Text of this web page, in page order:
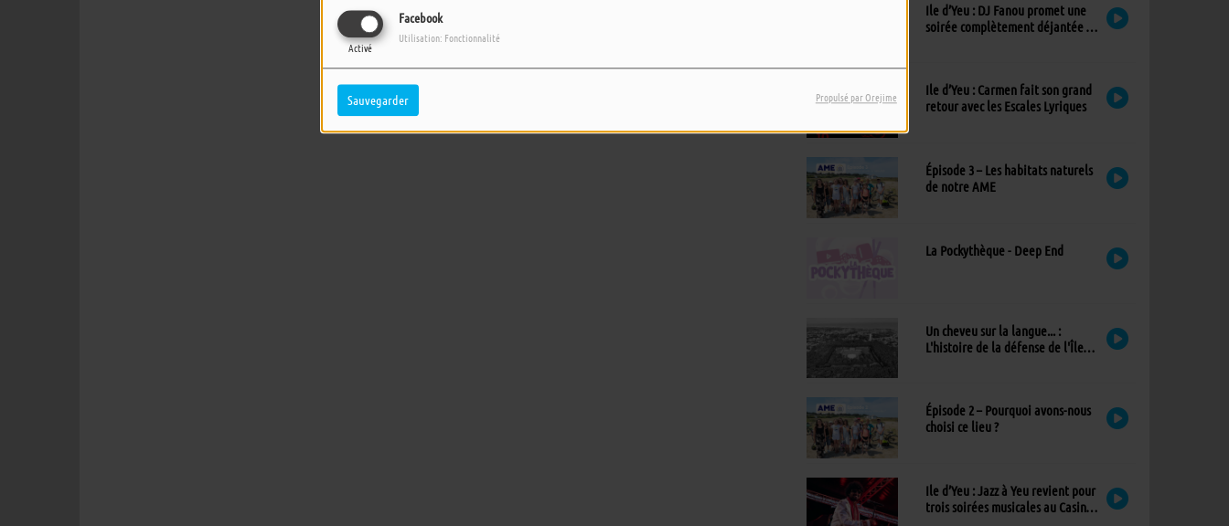
Facebook
Activé
Utilisation: Fonctionnalité
Sauvegarder Propulsé par Orejime
Ile d’Yeu : DJ Fanou promet une
soirée complètement déjantée à
Ile d’Yeu : Carmen fait son grand
retour avec les Escales Lyriques
Épisode 3 – Les habitats naturels
de notre AME
La Pockythèque - Deep End
Un cheveu sur la langue... :
L'histoire de la défense de l'Île
Épisode 2 – Pourquoi avons-nous
choisi ce lieu ?
Ile d’Yeu : Jazz à Yeu revient pour
trois soirées musicales au Casino,